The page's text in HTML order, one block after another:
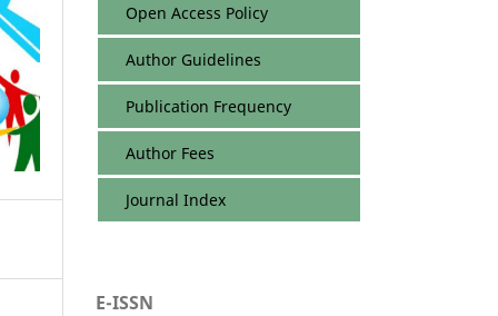
Open Access Policy
Author Guidelines
Publication Frequency
Author Fees
Journal Index
E-ISSN